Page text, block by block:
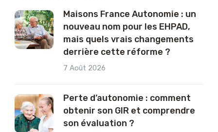
Maisons France Autonomie : un
nouveau nom pour les EHPAD,
mais quels vrais changements
derrière cette réforme ?
7 Août 2026
Perte d’autonomie : comment
obtenir son GIR et comprendre
son évaluation ?